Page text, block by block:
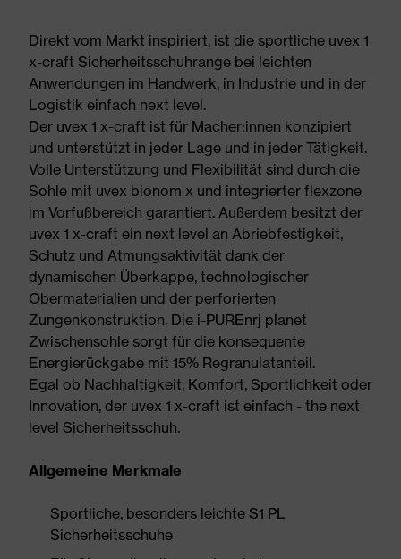
Direkt vom Markt inspiriert, ist die sportliche uvex 1
x-craft Sicherheitsschuhrange bei leichten
Anwendungen im Handwerk, in Industrie und in der
Logistik einfach next level.
Der uvex 1 x-craft ist für Macher:innen konzipiert
und unterstützt in jeder Lage und in jeder Tätigkeit.
Volle Unterstützung und Flexibilität sind durch die
Sohle mit uvex bionom x und integrierter flexzone
im Vorfußbereich garantiert. Außerdem besitzt der
uvex 1 x-craft ein next level an Abriebfestigkeit,
Schutz und Atmungsaktivität dank der
dynamischen Überkappe, technologischer
Obermaterialien und der perforierten
Zungenkonstruktion. Die i-PUREnrj planet
Zwischensohle sorgt für die konsequente
Energierückgabe mit 15% Regranulatanteil.
Egal ob Nachhaltigkeit, Komfort, Sportlichkeit oder
Innovation, der uvex 1 x-craft ist einfach - the next
level Sicherheitsschuh.
Allgemeine Merkmale
Sportliche, besonders leichte S1 PL
Sicherheitsschuhe